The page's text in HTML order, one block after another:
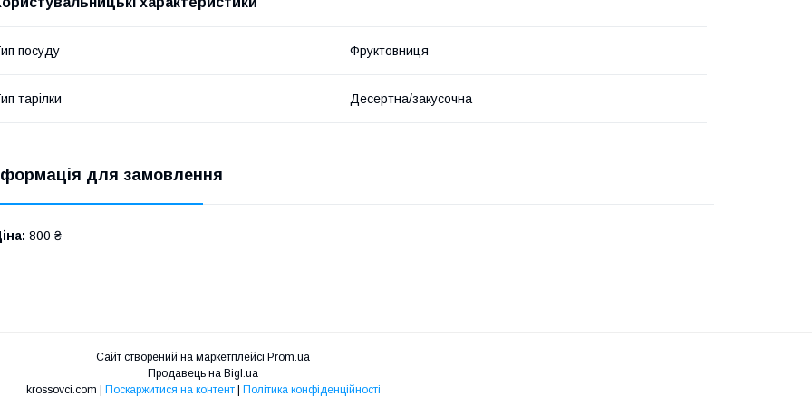
посуду Фруктовниця
тарілки Десертна/закусочна
для замовлення
800 ₴
Сайт створений на маркетплейсі Prom.ua
Продавець на Bigl.ua
Поскаржитися на контент Політика конфіденційності